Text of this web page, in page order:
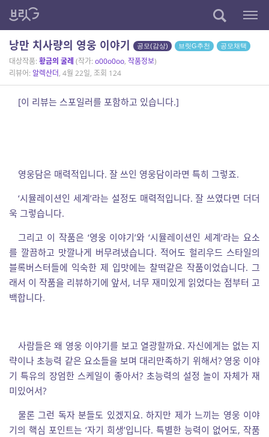
낭만 치사량의 영웅 이야기 공모(감상) 브릿G추천 공모채택
대상작품: 황금의 굴레 (작가: o00o0oo, 작품정보)
리뷰어: 알렉산더, 4월 22일, 조회 124
[이 리뷰는 스포일러를 포함하고 있습니다.]
영웅담은 매력적입니다. 잘 쓰인 영웅담이라면 특히 그렇죠.
‘시뮬레이션인 세계’라는 설정도 매력적입니다. 잘 쓰였다면 더더
욱 그렇습니다.
그리고 이 작품은 ‘영웅 이야기’와 ‘시뮬레이션인 세계’라는 요소
를 깔끔하고 맛깔나게 버무려냈습니다. 적어도 헐리우드 스타일의
블록버스터들에 익숙한 제 입맛에는 찰떡같은 작품이었습니다. 그
래서 이 작품을 리뷰하기에 앞서, 너무 재미있게 읽었다는 점부터 고
백합니다.
사람들은 왜 영웅 이야기를 보고 열광할까요. 자신에게는 없는 지
략이나 초능력 같은 요소들을 보며 대리만족하기 위해서? 영웅 이야
기 특유의 장엄한 스케일이 좋아서? 초능력의 설정 놀이 자체가 재
미있어서?
물론 그런 독자 분들도 있겠지요. 하지만 제가 느끼는 영웅 이야
기의 핵심 포인트는 ‘자기 희생’입니다. 특별한 능력이 없어도, 작품